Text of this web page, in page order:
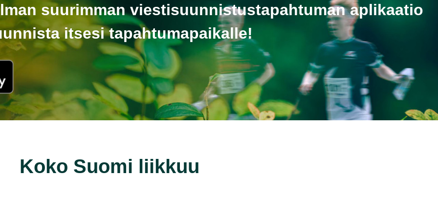
suurimman viestisuunnistustapahtuman aplikaatio
itsesi tapahtumapaikalle!
Koko Suomi liikkuu